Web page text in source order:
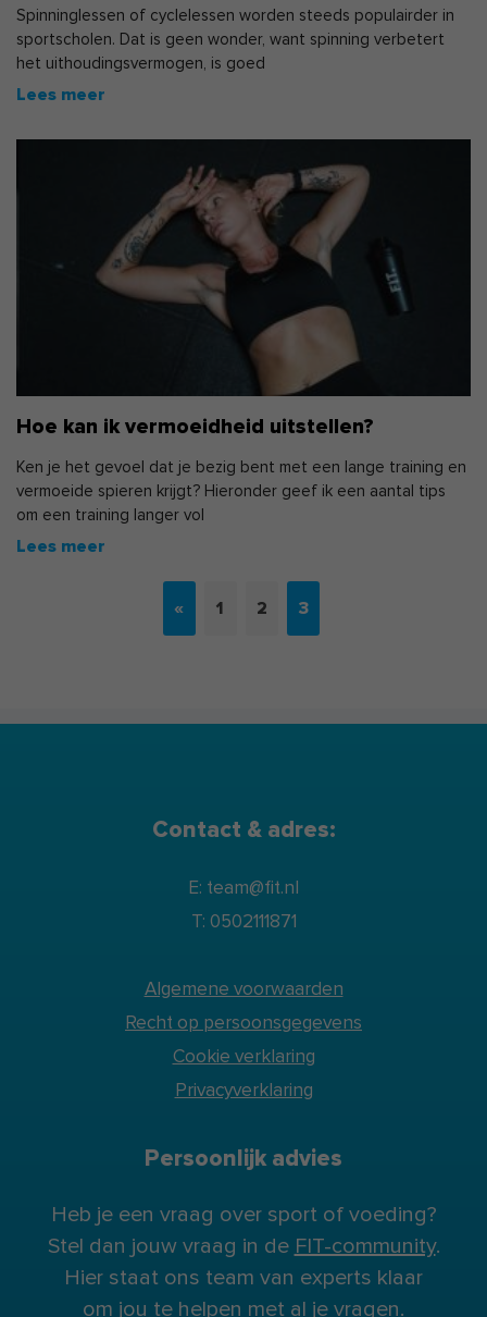
Spinninglessen of cyclelessen worden steeds populairder in
sportscholen. Dat is geen wonder, want spinning verbetert
het uithoudingsvermogen, is goed
Hoe kan ik vermoeidheid uitstellen?
Ken je het gevoel dat je bezig bent met een lange training en
vermoeide spieren krijgt? Hieronder geef ik een aantal tips
om een training langer vol
« 1 2 3
Contact & adres:
E: team@fit.nl
T: 0502111871
Algemene voorwaarden
Recht op persoonsgegevens
Cookie verklaring
Privacyverklaring
Persoonlijk advies
Heb je een vraag over sport of voeding?
Stel dan jouw vraag in de FIT-community.
Hier staat ons team van experts klaar
om jou te helpen met al je vragen.